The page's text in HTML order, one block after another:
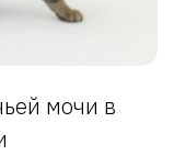
мочи в